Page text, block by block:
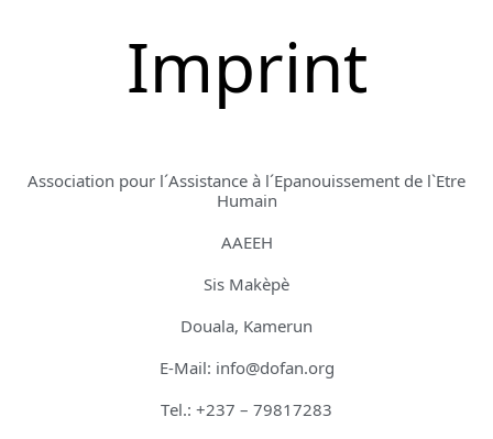
Imprint
Association pour l´Assistance à l´Epanouissement de l`Etre
Humain
AAEEH
Sis Makèpè
Douala, Kamerun
E-Mail: info@dofan.org
Tel.: +237 – 79817283